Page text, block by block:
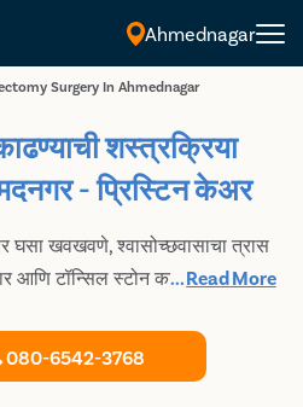
Ahmednagar
Surgery In Ahmednagar
शस्त्रक्रिया
- प्रिस्टिन केअर
घसा खवखवणे, श्वासोच्छवासाचा त्रास
आणि टॉन्सिल स्टोन काढण्यासाठी
करा.
...Read More
080-6542-3768